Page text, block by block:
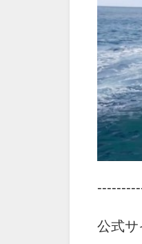
公式サ